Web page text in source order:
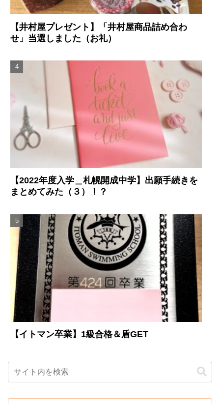
【井村屋プレゼント】「井村屋商品詰め合わ
せ」当選しました（お礼）
【2022年度入学＿札幌開成中学】出願手続きを
まとめてみた（３）！？
【イトマン卒業】1級合格＆盾GET